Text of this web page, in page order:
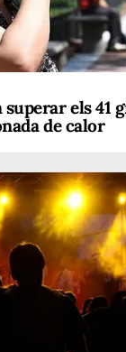
els 41
de calor